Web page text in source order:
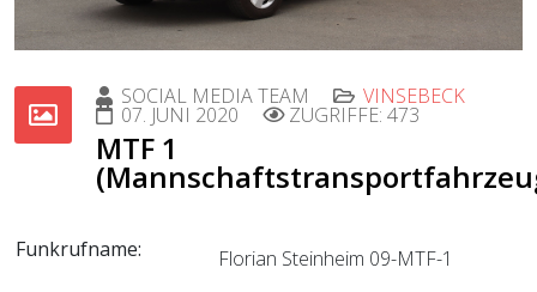
SOCIAL MEDIA TEAM VINSEBECK
07. JUNI 2020 ZUGRIFFE: 473
MTF 1
Funkrufname:
Florian Steinheim 09-MTF-1